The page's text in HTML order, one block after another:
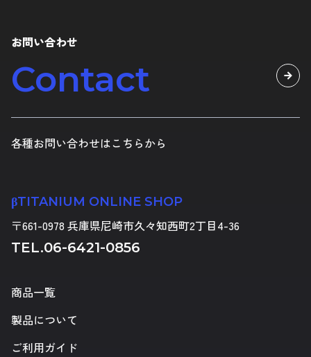
お問い合わせ
Contact
各種お問い合わせはこちらから
βTITANIUM ONLINE SHOP
〒661-0978 兵庫県尼崎市久々知西町2丁目4-36
TEL.06-6421-0856
商品一覧
製品について
ご利用ガイド